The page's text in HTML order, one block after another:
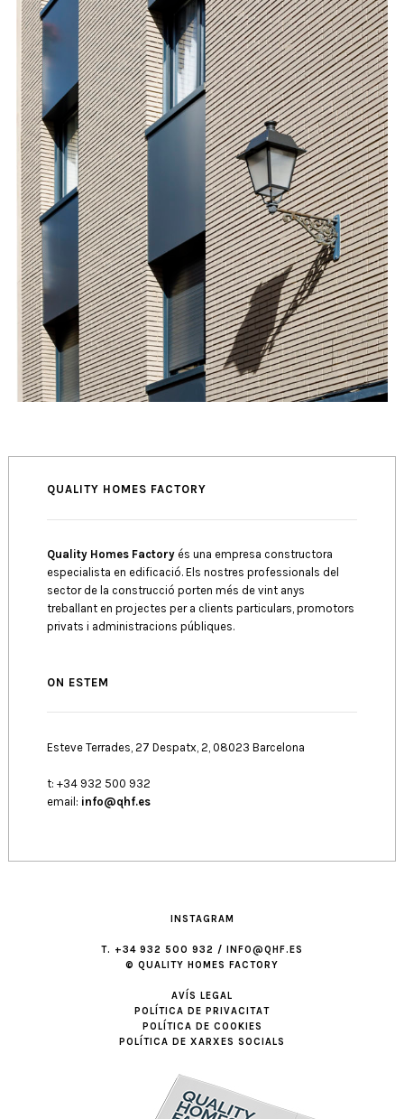
QUALITY HOMES FACTORY
Quality Homes Factoryés una empresa constructora
especialista en edificació. Els nostres professionals del
sector de la construcció porten més de vint anys
treballant en projectes per a clients particulars, promotors
privats i administracions públiques.
ON ESTEM
Esteve Terrades, 27 Despatx, 2, 08023 Barcelona
t: +34 932 500 932
email: info@qhf.es
INSTAGRAM
T. +34 932 500 932 / INFO@QHF.ES
© QUALITY HOMES FACTORY
AVÍS LEGAL
POLÍTICA DE PRIVACITAT
POLÍTICA DE COOKIES
POLÍTICA DE XARXES SOCIALS